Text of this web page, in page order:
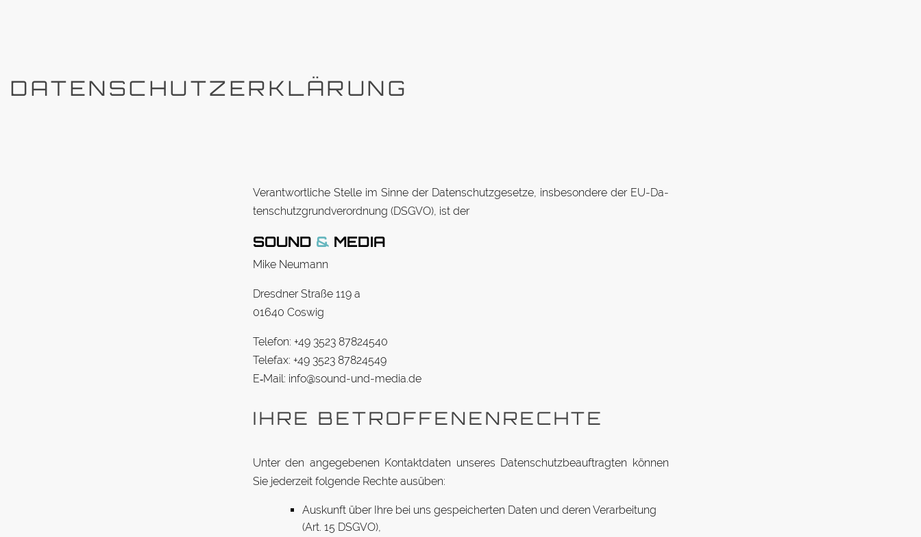
DATENSCHUTZERKLÄRUNG
Ver­ant­wort­liche Stelle im Sinne der Da­ten­schutz­ge­setze, ins­be­sondere der EU-Da­
ten­schutz­grund­ver­ordnung (DSGVO), ist der
SOUND & MEDIA
Mike Neumann
Dresdner Straße 119 a
01640 Coswig
Te­lefon: +49 3523 87824540
Te­lefax: +49 3523 87824549
E‑Mail: info@sound-und-media.de
IHRE BE­TROF­FE­NEN­RECHTE
Unter den an­ge­ge­benen Kon­takt­daten un­seres Da­ten­schutz­be­auf­tragten können
Sie je­derzeit fol­gende Rechte ausüben:
Aus­kunft über Ihre bei uns ge­spei­cherten Daten und deren Ver­ar­beitung
(Art. 15 DSGVO),